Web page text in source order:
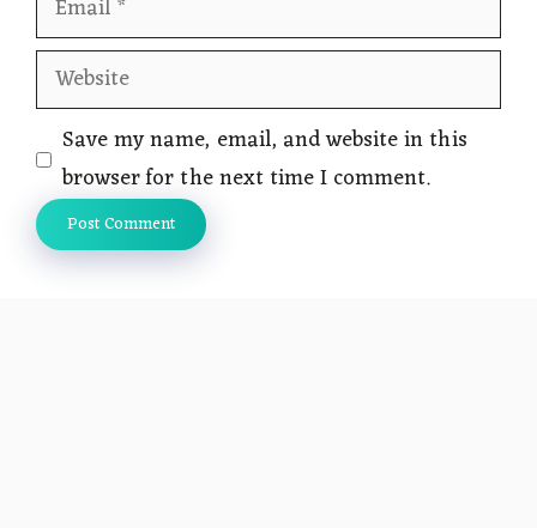
Website
Save my name, email, and website in this
browser for the next time I comment.